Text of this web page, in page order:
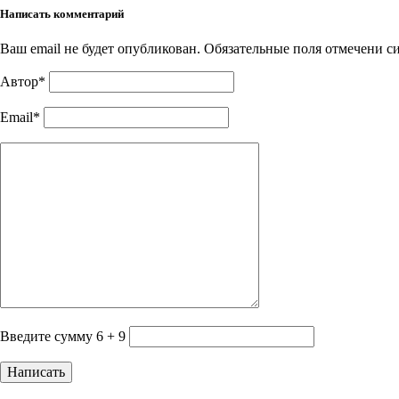
Написать комментарий
Ваш email не будет опубликован. Обязательные поля отмечени
Автор*
Email*
Введите сумму 6 + 9
Написать